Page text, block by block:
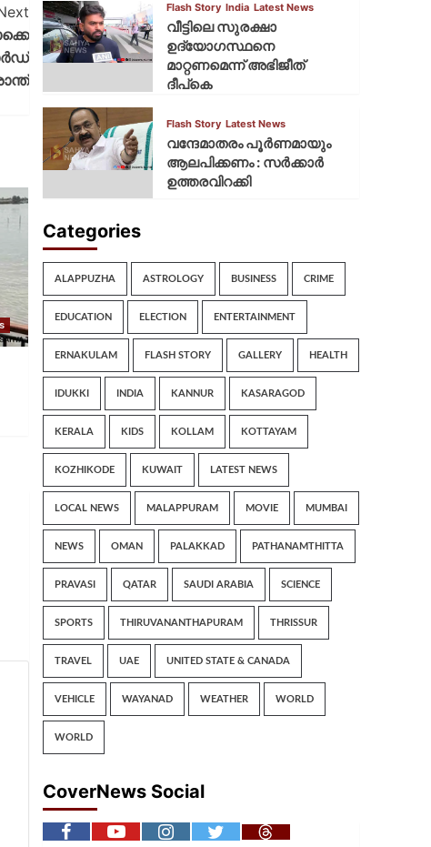
Flash Story India Latest News
വീട്ടിലെ സുരക്ഷാ
ഉദ്യോഗസ്ഥനെ
മാറ്റണമെന്ന് അഭിജീത്
ദീപ്‌കെ
Flash Story Latest News
വന്ദേമാതരം പൂര്‍ണമായും
ആലപിക്കണം : സര്‍ക്കാര്‍
ഉത്തരവിറക്കി
Categories
ALAPPUZHA ASTROLOGY BUSINESS CRIME
EDUCATION ELECTION ENTERTAINMENT
ERNAKULAM FLASH STORY GALLERY HEALTH
IDUKKI INDIA KANNUR KASARAGOD
KERALA KIDS KOLLAM KOTTAYAM
KOZHIKODE KUWAIT LATEST NEWS
LOCAL NEWS MALAPPURAM MOVIE MUMBAI
NEWS OMAN PALAKKAD PATHANAMTHITTA
PRAVASI QATAR SAUDI ARABIA SCIENCE
SPORTS THIRUVANANTHAPURAM THRISSUR
TRAVEL UAE UNITED STATE & CANADA
VEHICLE WAYANAD WEATHER WORLD
WORLD
CoverNews Social